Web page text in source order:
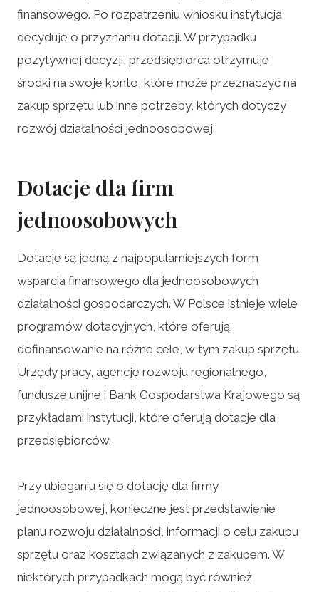
finansowego. Po rozpatrzeniu wniosku instytucja
decyduje o przyznaniu dotacji. W przypadku
pozytywnej decyzji, przedsiębiorca otrzymuje
środki na swoje konto, które może przeznaczyć na
zakup sprzętu lub inne potrzeby, których dotyczy
rozwój działalności jednoosobowej.
Dotacje dla firm
jednoosobowych
Dotacje są jedną z najpopularniejszych form
wsparcia finansowego dla jednoosobowych
działalności gospodarczych. W Polsce istnieje wiele
programów dotacyjnych, które oferują
dofinansowanie na różne cele, w tym zakup sprzętu.
Urzędy pracy, agencje rozwoju regionalnego,
fundusze unijne i Bank Gospodarstwa Krajowego są
przykładami instytucji, które oferują dotacje dla
przedsiębiorców.
Przy ubieganiu się o dotację dla firmy
jednoosobowej, konieczne jest przedstawienie
planu rozwoju działalności, informacji o celu zakupu
sprzętu oraz kosztach związanych z zakupem. W
niektórych przypadkach mogą być również